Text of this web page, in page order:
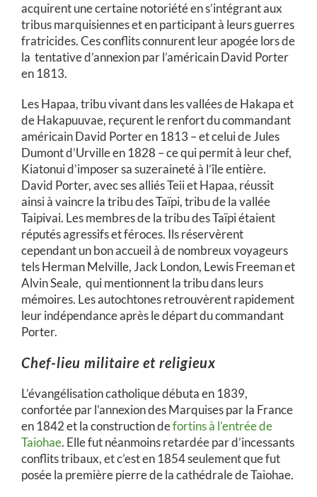
acquirent une certaine notoriété en s’intégrant aux
tribus marquisiennes et en participant à leurs guerres
fratricides. Ces conflits connurent leur apogée lors de
la tentative d’annexion par l’américain David Porter
en 1813.
Les Hapaa, tribu vivant dans les vallées de Hakapa et
de Hakapuuvae, reçurent le renfort du commandant
américain David Porter en 1813 – et celui de Jules
Dumont d’Urville en 1828 – ce qui permit à leur chef,
Kiatonui d’imposer sa suzeraineté à l’île entière.
David Porter, avec ses alliés Teii et Hapaa, réussit
ainsi à vaincre la tribu des Taïpi, tribu de la vallée
Taipivai. Les membres de la tribu des Taïpi étaient
réputés agressifs et féroces. Ils réservèrent
cependant un bon accueil à de nombreux voyageurs
tels Herman Melville, Jack London, Lewis Freeman et
Alvin Seale, qui mentionnent la tribu dans leurs
mémoires. Les autochtones retrouvèrent rapidement
leur indépendance après le départ du commandant
Porter.
Chef-lieu militaire et religieux
L’évangélisation catholique débuta en 1839,
confortée par l’annexion des Marquises par la France
en 1842 et la construction defortins à l’entrée de
Taiohae. Elle fut néanmoins retardée par d’incessants
conflits tribaux, et c’est en 1854 seulement que fut
posée la première pierre de la cathédrale de Taiohae.